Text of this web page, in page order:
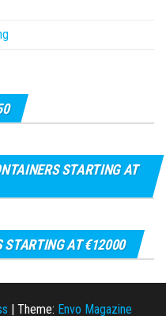
STARTING AT
STARTING AT €12000
| Theme: Envo Magazine